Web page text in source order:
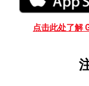
点击此处了解